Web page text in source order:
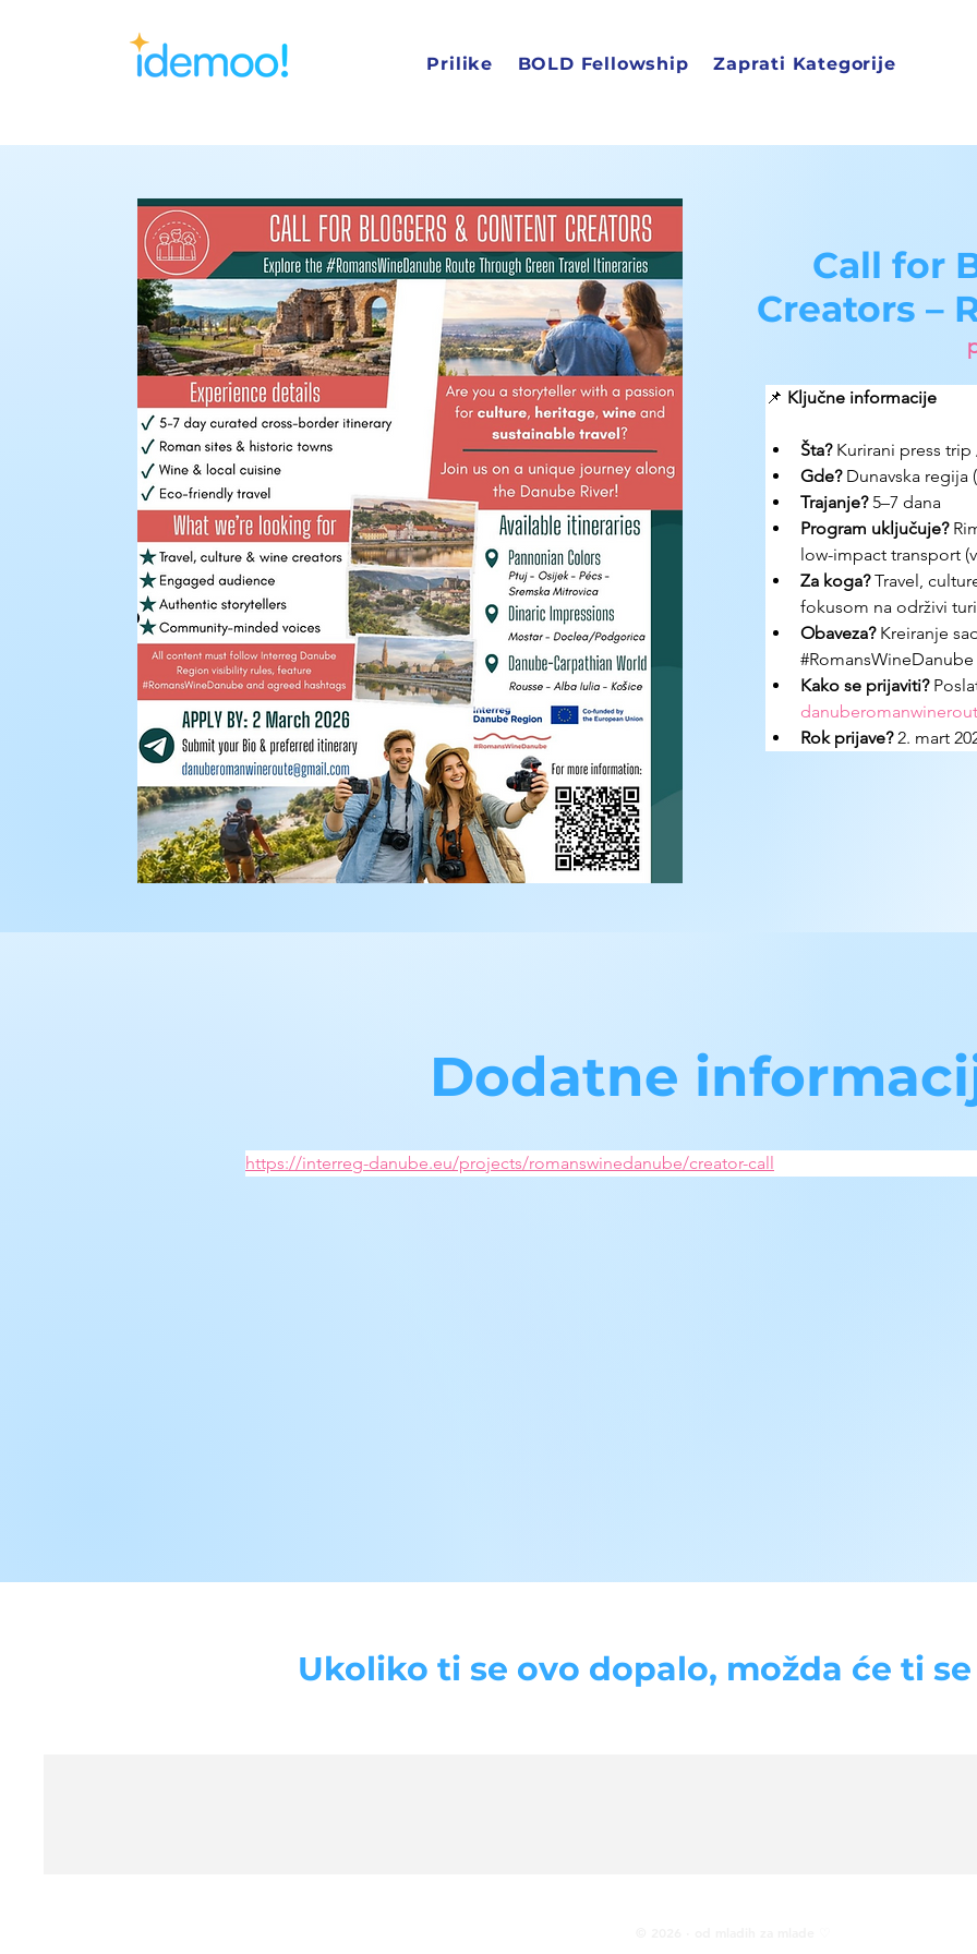
Prilike BOLD Fellowship Zaprati Kategorije
Call for
Creators –
📌 Ključne informacije
Šta? Kurirani press trip
Gde? Dunavska regija
Trajanje? 5–7 dana
Program uključuje?
low-impact transport
Za koga? Travel,
fokusom na održivi
Obaveza? Kreiranje
Kako se prijaviti?
Rok prijave? 2. mart
Dodatne
https://interreg-danube.eu/projects/romanswinedanube/creator-call
Ukoliko ti se ovo dopalo, možda će ti